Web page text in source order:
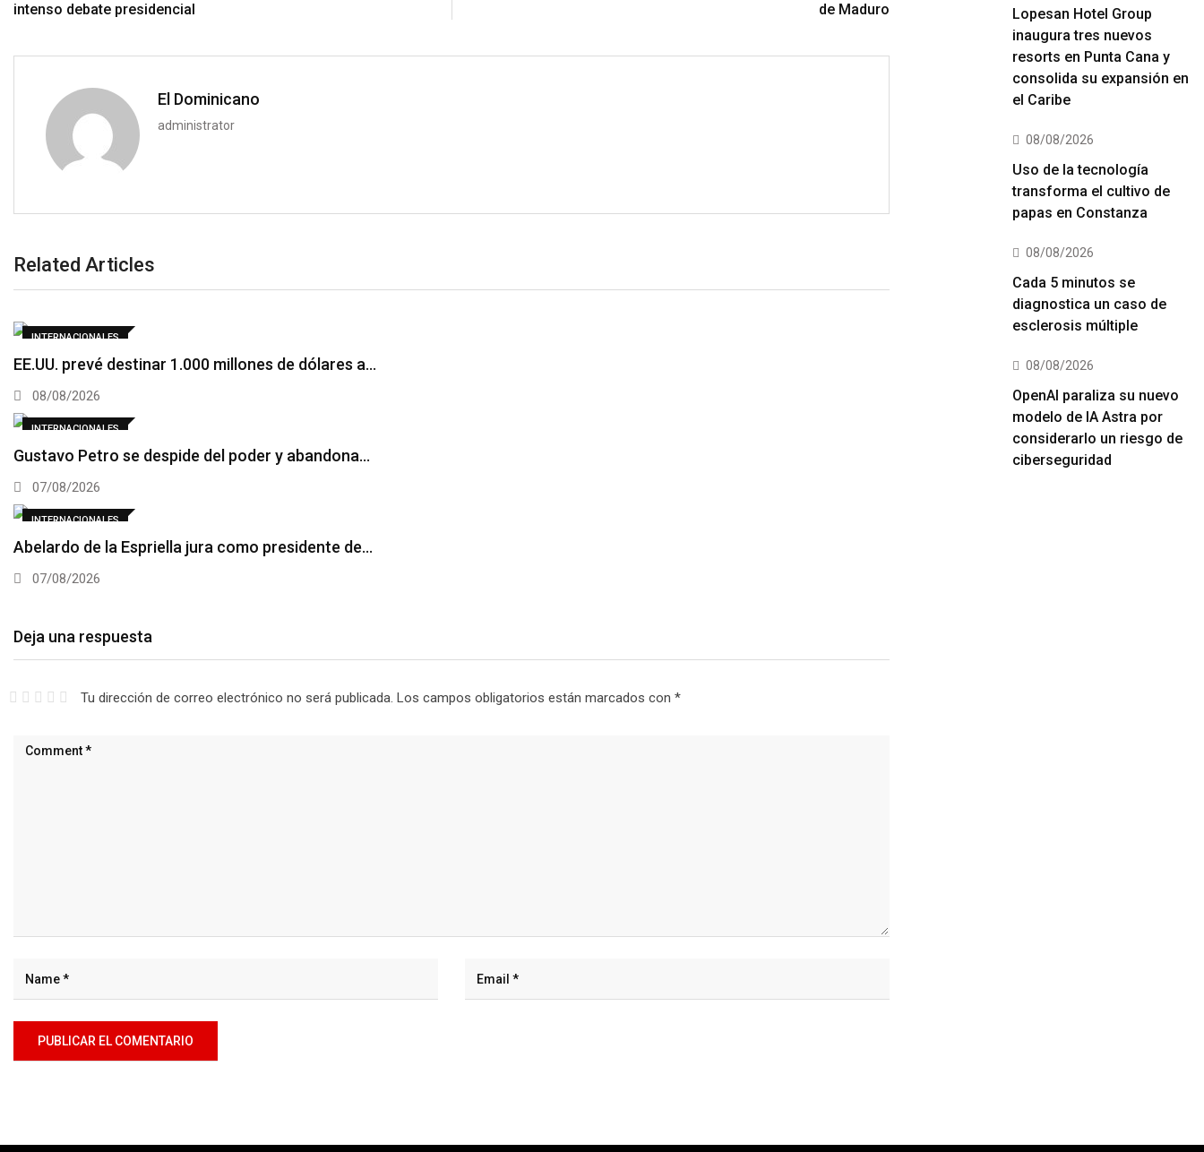
intenso debate presidencial
de Maduro
El Dominicano
administrator
Related Articles
INTERNACIONALES
EE.UU. prevé destinar 1.000 millones de dólares a…
08/08/2026
INTERNACIONALES
Gustavo Petro se despide del poder y abandona…
07/08/2026
INTERNACIONALES
Abelardo de la Espriella jura como presidente de…
07/08/2026
Deja una respuesta
Tu dirección de correo electrónico no será publicada. Los campos obligatorios están marcados con *
Lopesan Hotel Group
inaugura tres nuevos
resorts en Punta Cana y
consolida su expansión en
el Caribe
08/08/2026
Uso de la tecnología
transforma el cultivo de
papas en Constanza
08/08/2026
Cada 5 minutos se
diagnostica un caso de
esclerosis múltiple
08/08/2026
OpenAI paraliza su nuevo
modelo de IA Astra por
considerarlo un riesgo de
ciberseguridad